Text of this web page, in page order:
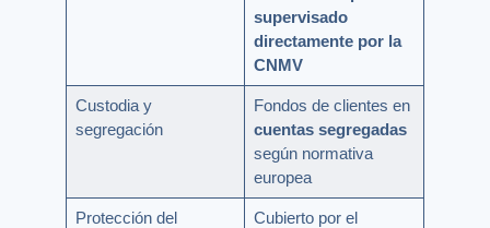
supervisado
directamente por la
CNMV
Custodia y
segregación
Fondos de clientes en
cuentas segregadas
según normativa
europea
Protección del
Cubierto por el